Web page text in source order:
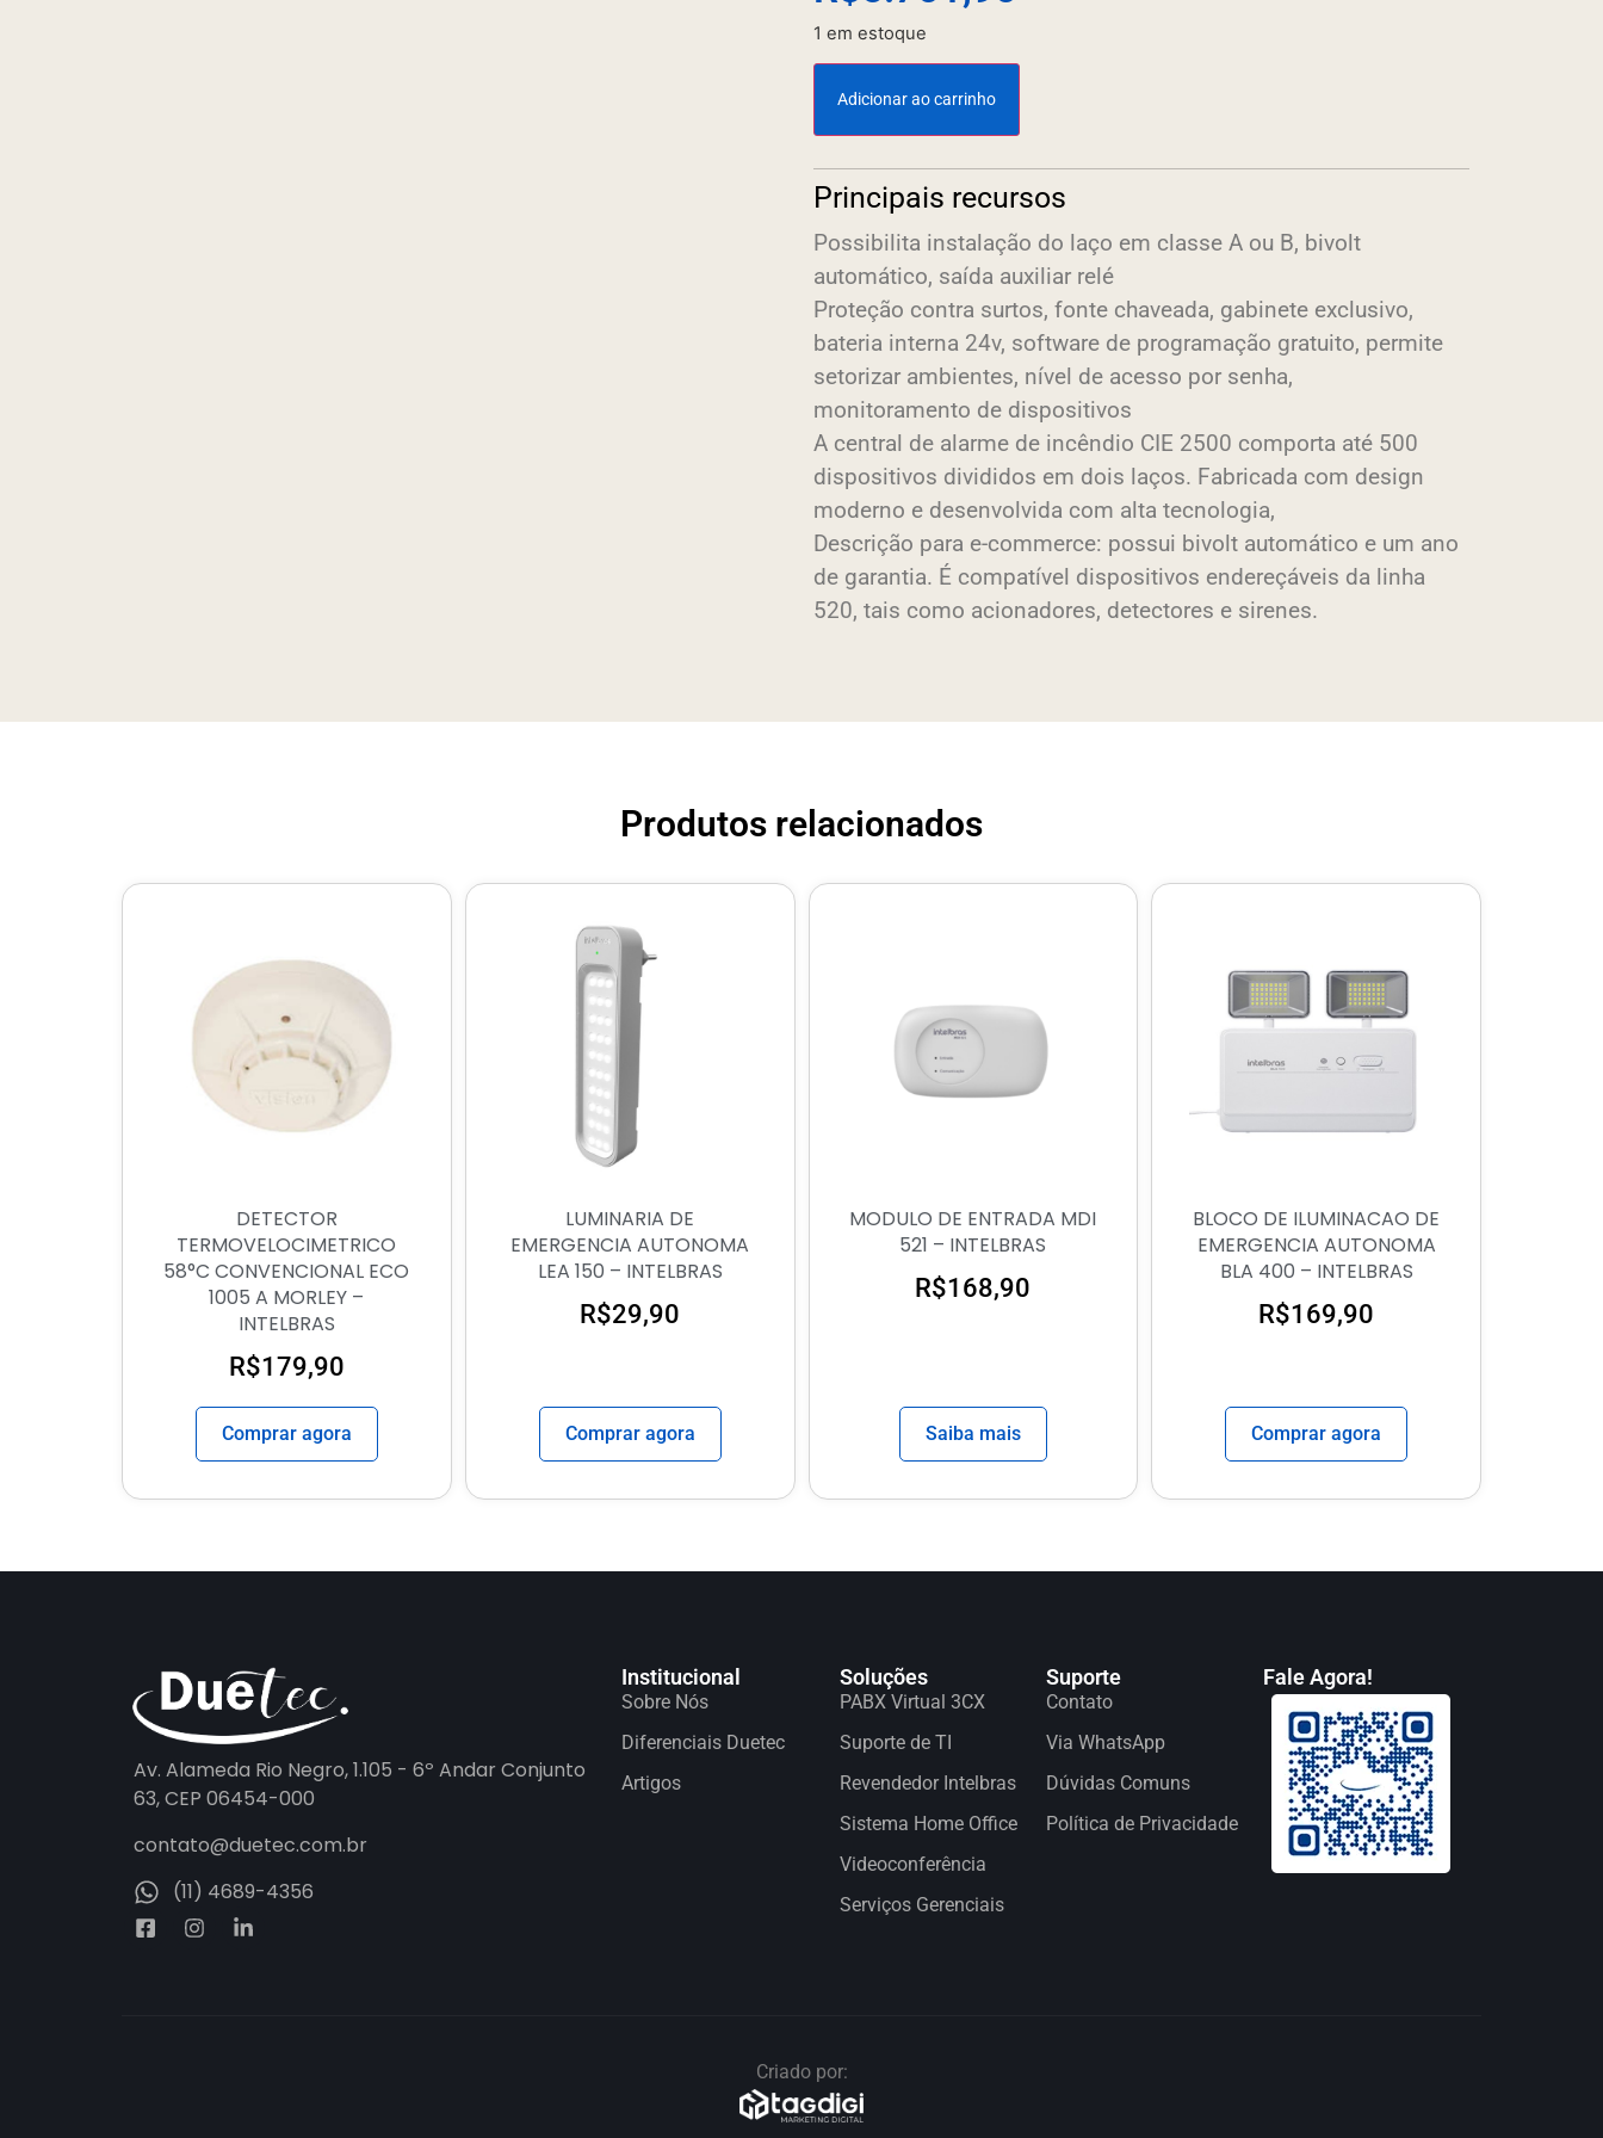
1 em estoque
Adicionar ao carrinho
Principais recursos
Possibilita instalação do laço em classe A ou B, bivolt
automático, saída auxiliar relé
Proteção contra surtos, fonte chaveada, gabinete exclusivo,
bateria interna 24v, software de programação gratuito, permite
setorizar ambientes, nível de acesso por senha,
monitoramento de dispositivos
A central de alarme de incêndio CIE 2500 comporta até 500
dispositivos divididos em dois laços. Fabricada com design
moderno e desenvolvida com alta tecnologia,
Descrição para e-commerce: possui bivolt automático e um ano
de garantia. É compatível dispositivos endereçáveis da linha
520, tais como acionadores, detectores e sirenes.
Produtos relacionados
DETECTOR
TERMOVELOCIMETRICO
58°C CONVENCIONAL ECO
1005 A MORLEY –
INTELBRAS
R$179,90
Comprar agora
LUMINARIA DE
EMERGENCIA AUTONOMA
LEA 150 – INTELBRAS
R$29,90
Comprar agora
MODULO DE ENTRADA MDI
521 – INTELBRAS
R$168,90
Saiba mais
BLOCO DE ILUMINACAO DE
EMERGENCIA AUTONOMA
BLA 400 – INTELBRAS
R$169,90
Comprar agora
Av. Alameda Rio Negro, 1.105 - 6º Andar Conjunto
63, CEP 06454-000
contato@duetec.com.br
(11) 4689-4356
Institucional
Sobre Nós
Diferenciais Duetec
Artigos
Soluções
PABX Virtual 3CX
Suporte de TI
Revendedor Intelbras
Sistema Home Office
Videoconferência
Serviços Gerenciais
Suporte
Contato
Via WhatsApp
Dúvidas Comuns
Política de Privacidade
Fale Agora!
Criado por: